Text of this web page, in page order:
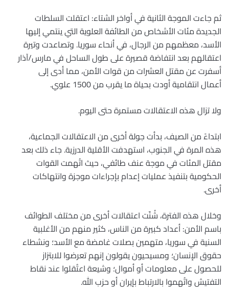
ثم جاءت الموجة الثانية في أواخر الشتاء: اعتقلت السلطات
الجديدة مئات الأشخاص من الطائفة العلوية التي ينتمي إليها
الأسد، معظمهم من الرجال، في أنحاء سوريا. وتصاعدت وتيرة
اعتقالهم بعد انتفاضة قصيرة على طول الساحل في مارس/آذار
أسفرت عن مقتل العشرات من قوات الأمن، مما أدى إلى
أعمال انتقامية أودت بحياة ما يقرب من 1500 علوي.
ولا تزال هذه الاعتقالات مستمرة حتى اليوم.
ابتداءً من الصيف، بدأت جولة أخرى من الاعتقالات الجماعية،
هذه المرة في الجنوب، استهدفت الأقلية الدرزية. جاء ذلك بعد
مقتل المئات في موجة عنف طائفي، حيث اتُهمت القوات
الحكومية بتنفيذ عمليات إعدام بإجراءات موجزة وانتهاكات
أخرى.
وخلال هذه الفترة، شُنّت اعتقالات أخرى من مختلف الطوائف
باسم الأمن: أعداد كبيرة من الناس، كثير منهم من الأغلبية
السنية في سوريا، متهمين بصلات غامضة مع الأسد؛ ونشطاء
حقوق الإنسان؛ ومسيحيون يقولون إنهم تعرضوا للابتزاز
للحصول على معلومات أو أموال؛ وشيعة اعتُقلوا عند نقاط
التفتيش واتُهموا بالارتباط بإيران أو حزب الله.